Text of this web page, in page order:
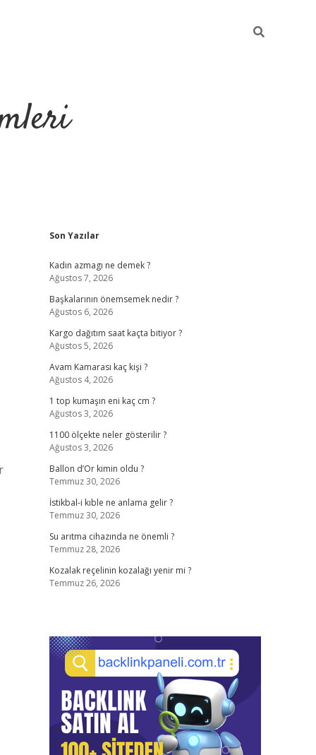
Sidebar
Son Yazılar
Kadın azmagı ne demek ?
Ağustos 7, 2026
Başkalarının önemsemek nedir ?
Ağustos 6, 2026
Kargo dağıtım saat kaçta bitiyor ?
Ağustos 5, 2026
Avam Kamarası kaç kişi ?
Ağustos 4, 2026
1 top kumaşın eni kaç cm ?
Ağustos 3, 2026
1100 ölçekte neler gösterilir ?
Ağustos 3, 2026
Ballon d’Or kimin oldu ?
Temmuz 30, 2026
İstikbal-i kıble ne anlama gelir ?
Temmuz 30, 2026
Su arıtma cihazında ne önemli ?
Temmuz 28, 2026
Kozalak reçelinin kozalağı yenir mi ?
Temmuz 26, 2026